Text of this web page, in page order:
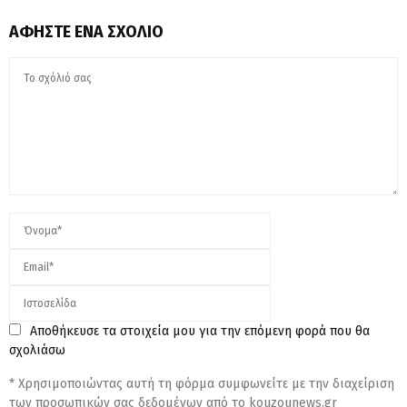
ΑΦΉΣΤΕ ΈΝΑ ΣΧΌΛΙΟ
Αποθήκευσε τα στοιχεία μου για την επόμενη φορά που θα
σχολιάσω
* Χρησιμοποιώντας αυτή τη φόρμα συμφωνείτε με την διαχείριση
των προσωπικών σας δεδομένων από το kouzounews.gr